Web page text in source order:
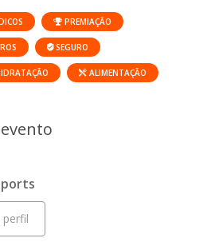
PREMIAÇÃO
SEGURO
ALIMENTAÇÃO
perfil